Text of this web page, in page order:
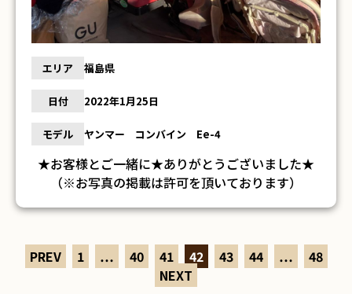
エリア 福島県
日付 2022年1月25日
モデル ヤンマー コンバイン Ee-4
★お客様とご一緒に★ありがとうございました★
（※お写真の掲載は許可を頂いております）
PREV 1 … 40 41 42 43 44 …
48
NEXT